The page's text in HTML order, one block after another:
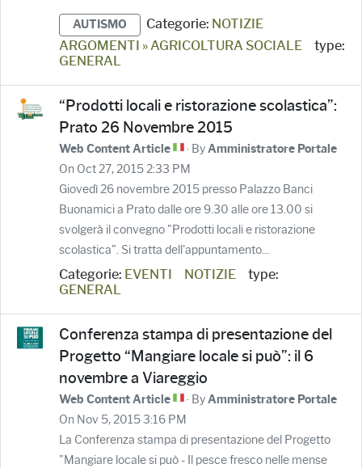
AUTISMO Categorie: NOTIZIE
ARGOMENTI » AGRICOLTURA SOCIALE
type:
GENERAL
“Prodotti locali e ristorazione scolastica”:
Prato 26 Novembre 2015
Web Content Article · ByAmministratore Portale
On Oct 27, 2015 2:33 PM
Giovedì 26 novembre 2015 presso Palazzo Banci
Buonamici a Prato dalle ore 9.30 alle ore 13.00 si
svolgerà il convegno "Prodotti locali e ristorazione
scolastica". Si tratta dell'appuntamento...
Categorie: EVENTI NOTIZIE
type:
GENERAL
Conferenza stampa di presentazione del
Progetto “Mangiare locale si può”: il 6
novembre a Viareggio
Web Content Article · ByAmministratore Portale
On Nov 5, 2015 3:16 PM
La Conferenza stampa di presentazione del Progetto
"Mangiare locale si può - Il pesce fresco nelle mense